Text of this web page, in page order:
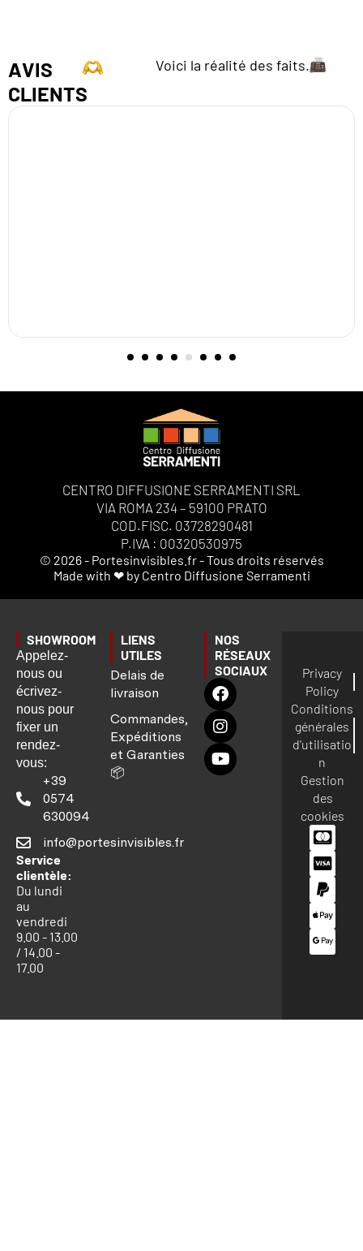
AVIS
CLIENTS
Voici la réalité des faits.
CENTRO DIFFUSIONE SERRAMENTI SRL
VIA ROMA 234 – 59100 PRATO
COD.FISC. 03728290481
P.IVA : 00320530975
© 2026 - Portesinvisibles.fr - Tous droits réservés
Made with ❤ by Centro Diffusione Serramenti
SHOWROOM
Appelez-
nous ou
écrivez-
nous pour
fixer un
rendez-
vous:
+39
0574
630094
info@portesinvisibles.fr
Service
clientèle:
Du lundi
au
vendredi
9.00 - 13.00
/ 14.00 -
17.00
LIENS
UTILES
Delais de
livraison
Commandes,
Expéditions
et Garanties
📦
NOS
RÉSEAUX
SOCIAUX
Privacy
Policy
Conditions
générales
d'utilisatio
n
Gestion
des
cookies